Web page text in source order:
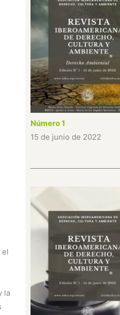
el
la
Número 1
15 de junio de 2022